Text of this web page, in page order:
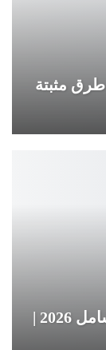
فوائد زيت لبان الذكر للتجاعيد | 7 طرق مثبتة
زيت الحلبة لتسمين الوجه | دليل شامل 2026 |